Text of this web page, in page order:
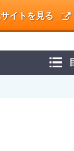
イトを見る